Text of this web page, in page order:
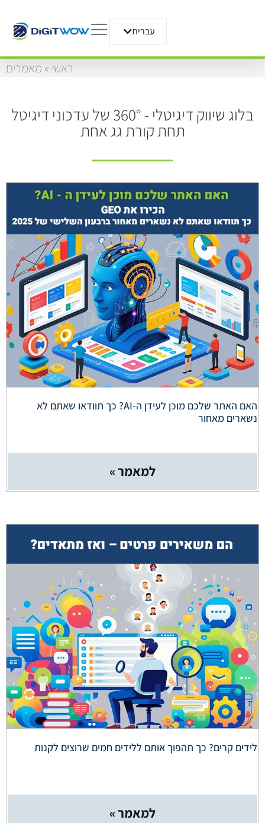
עבריתEnglish
ראשי » מאמרים
בלוג שיווק דיגיטלי - 360° של עדכוני דיגיטל
תחת קורת גג אחת
האם האתר שלכם מוכן לעידן ה-AI? כך תוודאו שאתם לא
נשארים מאחור
למאמר »
לידים קרים? כך תהפוך אותם ללידים חמים שרוצים לקנות
למאמר »